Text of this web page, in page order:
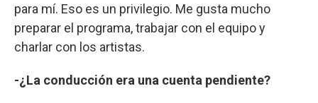
para mí. Eso es un privilegio. Me gusta mucho
preparar el programa, trabajar con el equipo y
charlar con los artistas.
-¿La conducción era una cuenta pendiente?